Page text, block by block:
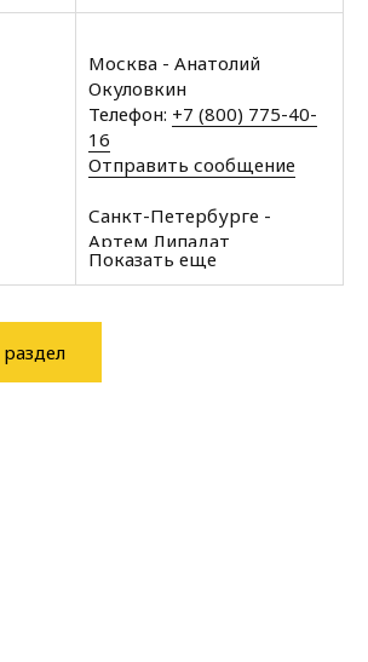
Москва - Анатолий
Окуловкин
Телефон: +7 (800) 775-40-
16
Отправить сообщение
Санкт-Петербурге -
Артем Липадат
Телефон:+7 (812) 602-35-
00
Отправить сообщение
Показать еще